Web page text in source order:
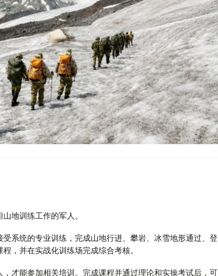
地训练工作的军人。
系统的专业训练，完成山地行进、攀岩、冰雪地形通过、登
，并在实战化训练场完成综合考核。
才能参加相关培训。完成课程并通过理论和实操考试后，可